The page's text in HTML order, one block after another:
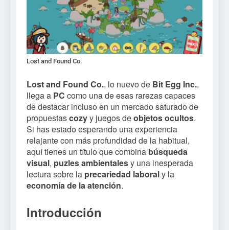
Lost and Found Co.
Lost and Found Co., lo nuevo de Bit Egg Inc.,
llega a PC como una de esas rarezas capaces
de destacar incluso en un mercado saturado de
propuestascozyy juegos deobjetos ocultos.
Si has estado esperando una experiencia
relajante con más profundidad de la habitual,
aquí tienes un título que combina búsqueda
visual, puzles ambientalesy una inesperada
lectura sobre la precariedad laboraly la
economía de la atención.
Introducción